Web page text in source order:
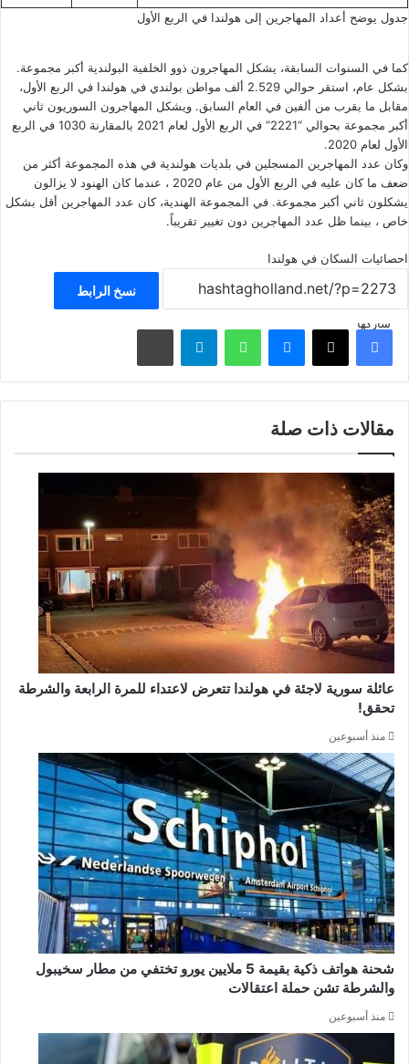
جدول يوضح أعداد المهاجرين إلى هولندا في الربع الأول
كما في السنوات السابقة، يشكل المهاجرون ذوو الخلفية البولندية أكبر مجموعة.
بشكل عام، استقر حوالي 2.529 ألف مواطن بولندي في هولندا في الربع الأول،
مقابل ما يقرب من ألفين في العام السابق. ويشكل المهاجرون السوريون ثاني
أكبر مجموعة بحوالي “2221” في الربع الأول لعام 2021 بالمقارنة 1030 في الربع
الأول لعام 2020.
وكان عدد المهاجرين المسجلين في بلديات هولندية في هذه المجموعة أكثر من
ضعف ما كان عليه في الربع الأول من عام 2020 ، عندما كان الهنود لا يزالون
يشكلون ثاني أكبر مجموعة. في المجموعة الهندية، كان عدد المهاجرين أقل بشكل
خاص ، بينما ظل عدد المهاجرين دون تغيير تقريباً.
احصائيات السكان في هولندا
نسخ الرابط
شاركهافيسبوك ‫X ماسنجر واتساب تيلقرام مشاركة عبر البريد
مقالات ذات صلة
عائلة سورية لاجئة في هولندا تتعرض لاعتداء للمرة الرابعة والشرطة
تحقق!
منذ أسبوعين
شحنة هواتف ذكية بقيمة 5 ملايين يورو تختفي من مطار سخيبول
والشرطة تشن حملة اعتقالات
منذ أسبوعين